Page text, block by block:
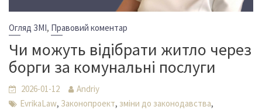
Огляд ЗМІ, Правовий коментар
Чи можуть відібрати житло через
борги за комунальні послуги
2026-01-12
Andriy
EvrikaLaw, Законопроект, зміни до законодавства,